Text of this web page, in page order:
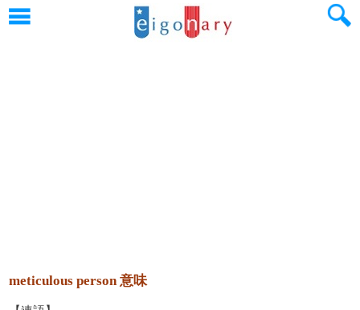
meticulous person 意味